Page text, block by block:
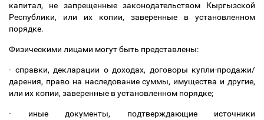
капитал, не запрещенные законодательством Кыргызской
Республики, или их копии, заверенные в установленном
порядке.
Физическими лицами могут быть представлены:
- справки, декларации о доходах, договоры купли-продажи/
дарения, право на наследование суммы, имущества и другие,
или их копии, заверенные в установленном порядке;
- иные документы, подтверждающие источники